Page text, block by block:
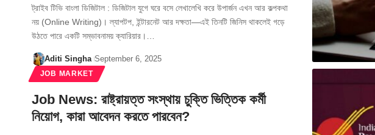
ট্রাইব টিভি বাংলা ডিজিটাল : ডিজিটাল যুগে ঘরে বসে লেখালেখি করে উপার্জন এখন আর কল্পকথা
নয় (Online Writing)। ল্যাপটপ, ইন্টারনেট আর দক্ষতা—এই তিনটি জিনিস থাকলেই গড়ে
উঠতে পারে একটি সম্ভাবনাময় ক্যারিয়ার।…
Aditi Singha September 6, 2025
JOB MARKET
Job News: রাষ্ট্রায়ত্ত সংস্থায় চুক্তি ভিত্তিক কর্মী
নিয়োগ, কারা আবেদন করতে পারবেন?